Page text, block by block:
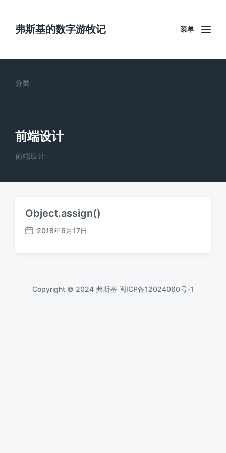
弗斯基的数字游牧记 菜单
分类
前端设计
前端设计
Object.assign()
发
2018年6月17日
Copyright © 2024 弗斯基 闽ICP备12024060号-1